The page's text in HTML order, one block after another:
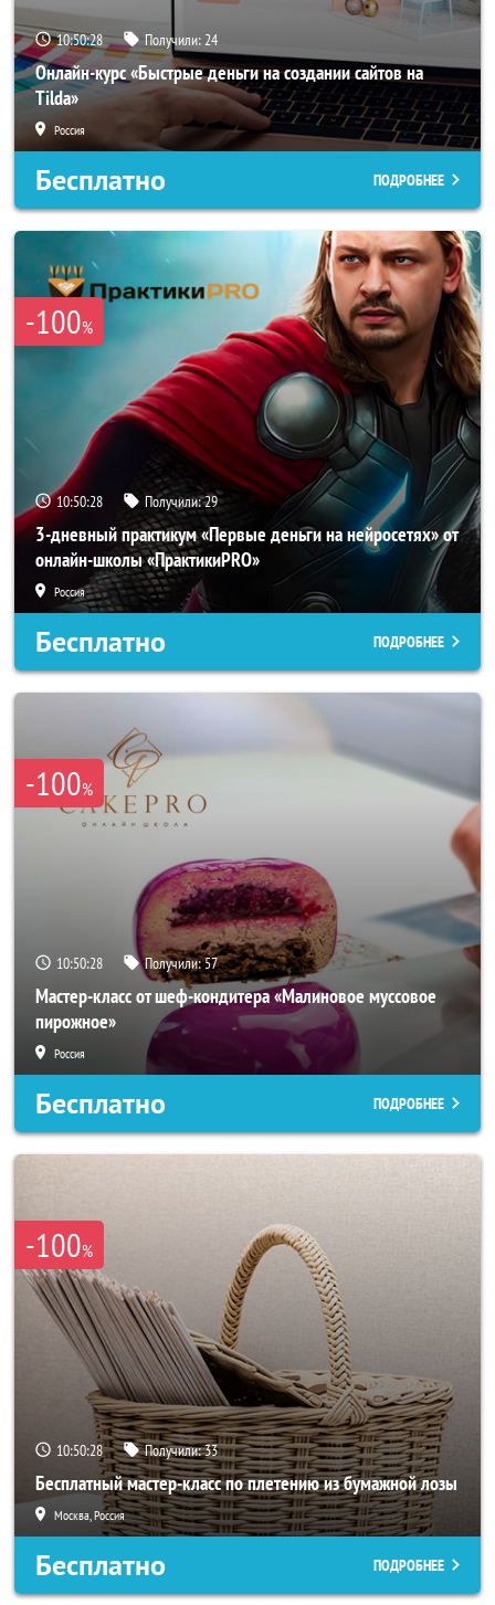
10:50:27 Получили:24
Онлайн-курс «Быстрые деньги на создании сайтов на
Tilda»
Россия
Бесплатно ПОДРОБНЕЕ
-100%
10:50:27 Получили:29
3-дневный практикум «Первые деньги на нейросетях» от
онлайн-школы «ПрактикиPRO»
Россия
Бесплатно ПОДРОБНЕЕ
-100%
10:50:27 Получили:57
Мастер-класс от шеф-кондитера «Малиновое муссовое
пирожное»
Россия
Бесплатно ПОДРОБНЕЕ
-100%
10:50:27 Получили:33
Бесплатный мастер-класс по плетению из бумажной лозы
Москва, Россия
Бесплатно ПОДРОБНЕЕ